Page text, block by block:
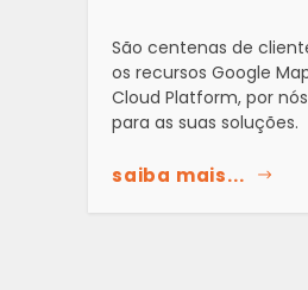
São centenas de
os recursos Google
Cloud Platform, por
para as suas soluções.
saiba mais...